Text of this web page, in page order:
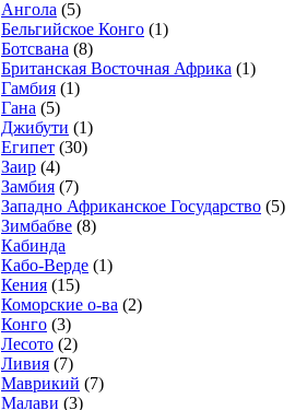
Ангола (5)
Бельгийское Конго (1)
Ботсвана (8)
Британская Восточная Африка (1)
Гамбия (1)
Гана (5)
Джибути (1)
Египет (30)
Заир (4)
Замбия (7)
Западно Африканское Государство (5)
Зимбабве (8)
Кабинда
Кабо-Верде (1)
Кения (15)
Коморские о-ва (2)
Конго (3)
Лесото (2)
Ливия (7)
Маврикий (7)
Малави (3)